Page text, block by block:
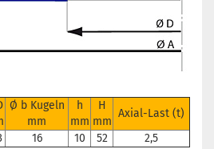
Ø b Kugeln
mm
h
mm
H
mm
Axial-Last (t)
16 10 52 2,5